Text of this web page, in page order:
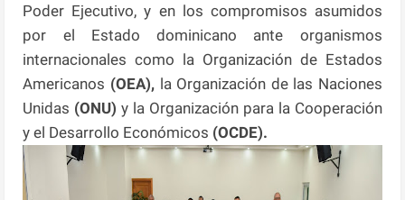
Poder Ejecutivo, y en los compromisos asumidos
por el Estado dominicano ante organismos
internacionales como la Organización de Estados
Americanos (OEA), la Organización de las Naciones
Unidas (ONU)y la Organización para la Cooperación
y el Desarrollo Económicos (OCDE).